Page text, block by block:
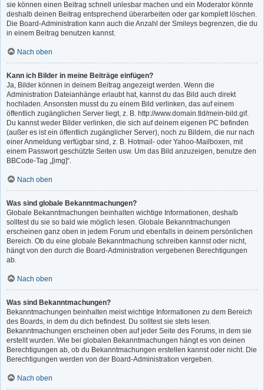
sie können einen Beitrag schnell unlesbar machen und ein Moderator könnte
deshalb deinen Beitrag entsprechend überarbeiten oder gar komplett löschen.
Die Board-Administration kann auch die Anzahl der Smileys begrenzen, die du
in einem Beitrag benutzen kannst.
Nach oben
Kann ich Bilder in meine Beiträge einfügen?
Ja, Bilder können in deinem Beitrag angezeigt werden. Wenn die
Administration Dateianhänge erlaubt hat, kannst du das Bild auch direkt
hochladen. Ansonsten musst du zu einem Bild verlinken, das auf einem
öffentlich zugänglichen Server liegt, z. B. http://www.domain.tld/mein-bild.gif.
Du kannst weder Bilder verlinken, die sich auf deinem eigenen PC befinden
(außer es ist ein öffentlich zugänglicher Server), noch zu Bildern, die nur nach
einer Anmeldung verfügbar sind, z. B. Hotmail- oder Yahoo-Mailboxen, mit
einem Passwort geschützte Seiten usw. Um das Bild anzuzeigen, benutze den
BBCode-Tag „[img]“.
Nach oben
Was sind globale Bekanntmachungen?
Globale Bekanntmachungen beinhalten wichtige Informationen, deshalb
solltest du sie so bald wie möglich lesen. Globale Bekanntmachungen
erscheinen ganz oben in jedem Forum und ebenfalls in deinem persönlichen
Bereich. Ob du eine globale Bekanntmachung schreiben kannst oder nicht,
hängt von den durch die Board-Administration vergebenen Berechtigungen
ab.
Nach oben
Was sind Bekanntmachungen?
Bekanntmachungen beinhalten meist wichtige Informationen zu dem Bereich
des Boards, in dem du dich befindest. Du solltest sie stets lesen.
Bekanntmachungen erscheinen oben auf jeder Seite des Forums, in dem sie
erstellt wurden. Wie bei globalen Bekanntmachungen hängt es von deinen
Berechtigungen ab, ob du Bekanntmachungen erstellen kannst oder nicht. Die
Berechtigungen werden von der Board-Administration vergeben.
Nach oben